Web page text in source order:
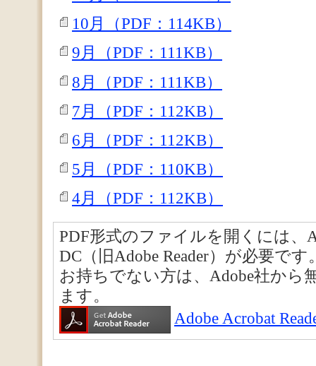
10月（PDF：114KB）
9月（PDF：111KB）
8月（PDF：111KB）
7月（PDF：112KB）
6月（PDF：112KB）
5月（PDF：110KB）
4月（PDF：112KB）
PDF形式のファイルを開くには、
DC（旧Adobe Reader）が必要です
お持ちでない方は、Adobe社から
ます。
Adobe Acrobat